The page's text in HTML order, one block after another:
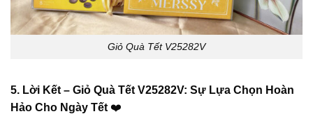
Giỏ Quà Tết V25282V
5. Lời Kết – Giỏ Quà Tết V25282V: Sự Lựa Chọn Hoàn
Hảo Cho Ngày Tết ❤️